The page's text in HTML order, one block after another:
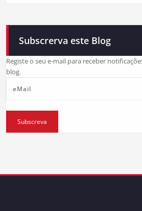
Subscrerva este Blog
Registe o seu e-mail para receber
blog.
Subscreva